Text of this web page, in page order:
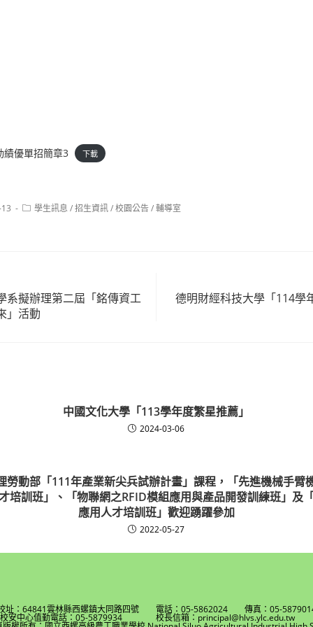
績優單招簡章3 下載
Post學生訊息 /招生資訊/校園公告/輔導室
系擬辦理第二屆「銘傳資工
」活動
德明財經科技大學「114學
中國文化大學「113學年度繁星推薦」
2024-03-06
勞動部「111年產業新尖兵試辦計畫」課程，「先進機械手臂
培訓班」、「物聯網之RFID模組應用與產品開發訓練班」及
應用人才培訓班」歡迎踴躍參加
2022-05-27
址：64841雲林縣西螺鎮大同路四號 電話：05-5862024 傳真：05-
校安中心值勤電話：05-5879934 校長信箱：principal@hlvs.ylc.edu.tw